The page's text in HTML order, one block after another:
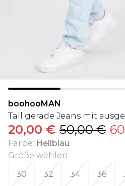
boohooMAN
Tall gerade Jeans mit
20,00 € 50,00 €
Farbe: Hellblau
Größe wählen:
30
32 34 36